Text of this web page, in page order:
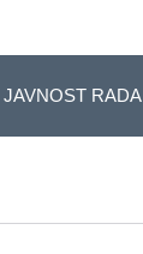
JAVNOST RADA